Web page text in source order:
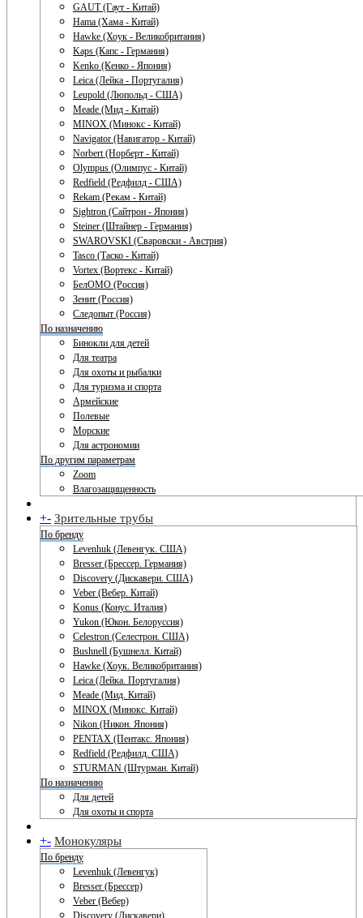
GAUT (Гаут - Китай)
Hama (Хама - Китай)
Hawke (Хоук - Великобритания)
Kaps (Капс - Германия)
Kenko (Кенко - Япония)
Leica (Лейка - Португалия)
Leupold (Люпольд - США)
Meade (Мид - Китай)
MINOX (Минокс - Китай)
Navigator (Навигатор - Китай)
Norbert (Норберт - Китай)
Olympus (Олимпус - Китай)
Redfield (Редфилд - США)
Rekam (Рекам - Китай)
Sightron (Сайтрон - Япония)
Steiner (Штайнер - Германия)
SWAROVSKI (Сваровски - Австрия)
Tasco (Таско - Китай)
Vortex (Вортекс - Китай)
БелОМО (Россия)
Зенит (Россия)
Следопыт (Россия)
По назначению
Бинокли для детей
Для театра
Для охоты и рыбалки
Для туризма и спорта
Армейские
Полевые
Морские
Для астрономии
По другим параметрам
Zoom
Влагозащищенность
+- Зрительные трубы
По бренду
Levenhuk (Левенгук. США)
Bresser (Брессер. Германия)
Discovery (Дискавери. США)
Veber (Вебер. Китай)
Konus (Конус. Италия)
Yukon (Юкон. Белоруссия)
Celestron (Селестрон. США)
Bushnell (Бушнелл. Китай)
Hawke (Хоук. Великобритания)
Leica (Лейка. Португалия)
Meade (Мид. Китай)
MINOX (Минокс. Китай)
Nikon (Никон. Япония)
PENTAX (Пентакс. Япония)
Redfield (Редфилд. США)
STURMAN (Штурман. Китай)
По назначению
Для детей
Для охоты и спорта
+- Монокуляры
По бренду
Levenhuk (Левенгук)
Bresser (Брессер)
Veber (Вебер)
Discovery (Дискавери)